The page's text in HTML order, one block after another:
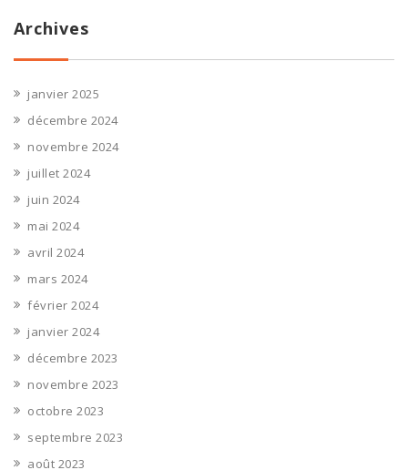
Archives
janvier 2025
décembre 2024
novembre 2024
juillet 2024
juin 2024
mai 2024
avril 2024
mars 2024
février 2024
janvier 2024
décembre 2023
novembre 2023
octobre 2023
septembre 2023
août 2023